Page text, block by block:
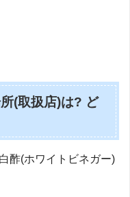
(取扱店)は? ど
酢(ホワイトビネガー)